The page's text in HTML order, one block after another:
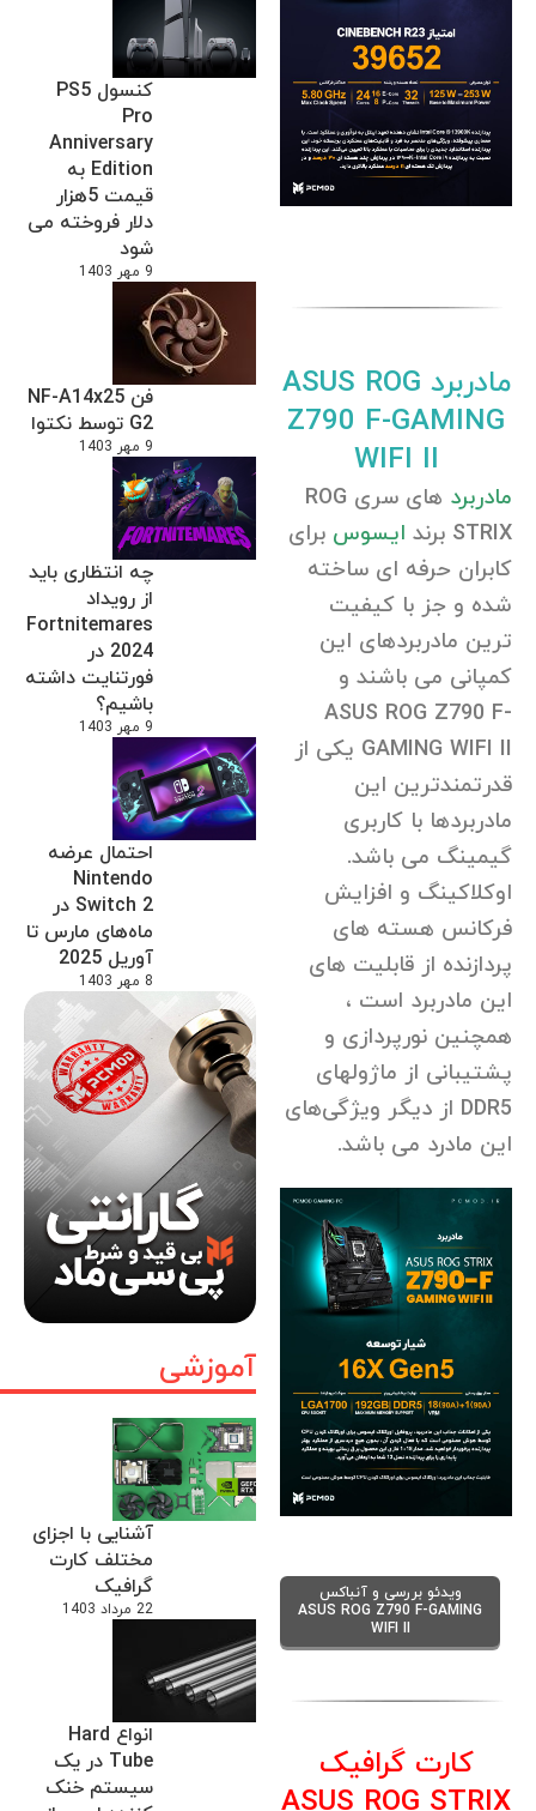
کنسول PS5
Pro
Anniversary
Edition به
قیمت 5هزار
دلار فروخته می
شود
9 مهر 1403
فن NF-A14x25
G2 توسط نکتوا
9 مهر 1403
چه انتظاری باید
از رویداد
Fortnitemares
2024 در
فورتنایت داشته
باشیم؟
9 مهر 1403
احتمال عرضه
Nintendo
Switch 2 در
ماه‌های مارس تا
آوریل 2025
8 مهر 1403
آموزشی
آشنایی با اجزای
مختلف کارت
گرافیک
22 مرداد 1403
انواع Hard
Tube در یک
سیستم خنک
مادربرد ASUS ROG
Z790 F-GAMING
WIFI II
مادربرد
های سری ROG
STRIX برند
ایسوس برای
کابران حرفه ای ساخته
شده و جز با کیفیت
ترین مادربردهای این
کمپانی می باشند و
ASUS ROG Z790 F-
GAMING WIFI II یکی از
قدرتمندترین این
مادربردها با کاربری
گیمینگ می باشد.
اوکلاکینگ و افزایش
فرکانس هسته های
پردازنده از قابلیت های
این مادربرد است ،
همچنین نورپردازی و
پشتیبانی از ماژولهای
DDR5 از دیگر ویژگی‌های
این مادرد می باشد.
ویدئو بررسی و آنباکس
ASUS ROG Z790 F-GAMING
WIFI II
کارت گرافیک
ASUS ROG STRIX